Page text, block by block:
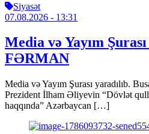
Siyasət
07.08.2026 - 13:31
Media və Yayım
FƏRMAN
Media və Yayım Şurası yaradılıb.
Prezident İlham Əliyevin “Dövlət
haqqında” Azərbaycan […]